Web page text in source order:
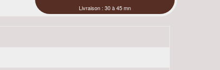
Livraison : 30 à 45 mn